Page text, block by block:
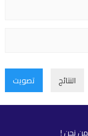
النتائج تصويت
من نحن !